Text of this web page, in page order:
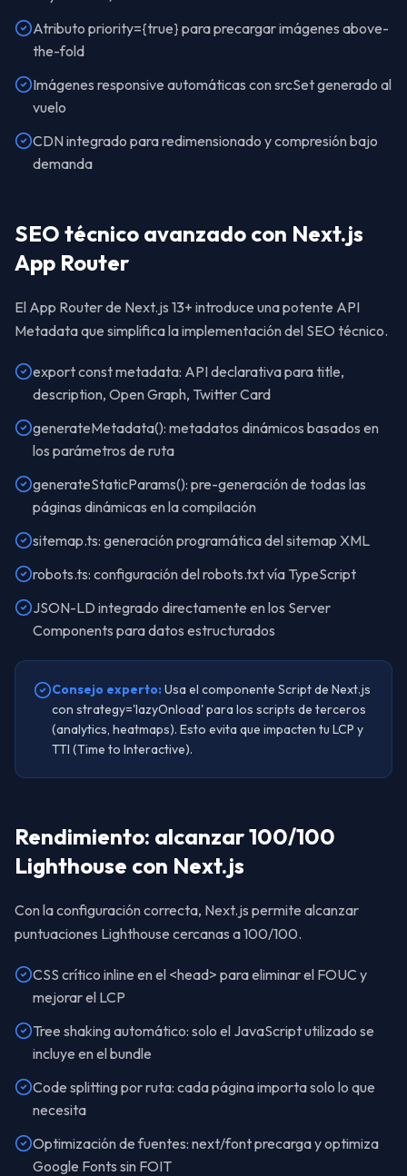
Atributo priority={true} para precargar imágenes above-
the-fold
Imágenes responsive automáticas con srcSet generado al
vuelo
CDN integrado para redimensionado y compresión bajo
demanda
SEO técnico avanzado con Next.js
App Router
El App Router de Next.js 13+ introduce una potente API
Metadata que simplifica la implementación del SEO técnico.
export const metadata: API declarativa para title,
description, Open Graph, Twitter Card
generateMetadata(): metadatos dinámicos basados en
los parámetros de ruta
generateStaticParams(): pre-generación de todas las
páginas dinámicas en la compilación
sitemap.ts: generación programática del sitemap XML
robots.ts: configuración del robots.txt vía TypeScript
JSON-LD integrado directamente en los Server
Components para datos estructurados
Consejo experto:Usa el componente Script de Next.js
con strategy='lazyOnload' para los scripts de terceros
(analytics, heatmaps). Esto evita que impacten tu LCP y
TTI (Time to Interactive).
Rendimiento: alcanzar 100/100
Lighthouse con Next.js
Con la configuración correcta, Next.js permite alcanzar
puntuaciones Lighthouse cercanas a 100/100.
CSS crítico inline en el <head> para eliminar el FOUC y
mejorar el LCP
Tree shaking automático: solo el JavaScript utilizado se
incluye en el bundle
Code splitting por ruta: cada página importa solo lo que
necesita
Optimización de fuentes: next/font precarga y optimiza
Google Fonts sin FOIT